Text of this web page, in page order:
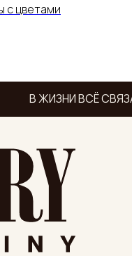
с цветами
В ЖИЗНИ ВСЁ